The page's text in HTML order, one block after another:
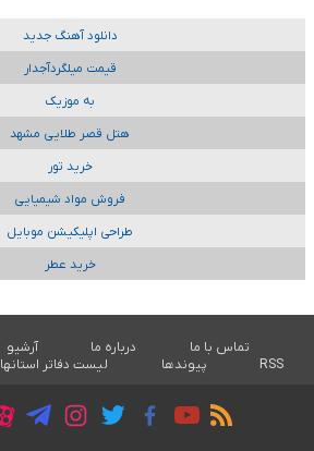
دانلود آهنگ جدید
قیمت میلگردآجدار
به موزیک
هتل قصر طلایی مشهد
خرید تور
فروش مواد شیمیایی
طراحی اپلیکیشن موبایل
خرید عطر
تماس با ما درباره ما آرشیو
RSS
پیوندها لیست دفاتر استانها